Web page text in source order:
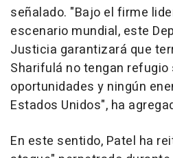
señalado. "Bajo el firme
escenario mundial, este
Justicia garantizará que
Sharifulá no tengan
oportunidades y ningún
Estados Unidos", ha
En este sentido, Patel ha